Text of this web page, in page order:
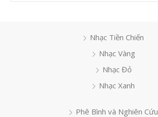
Nhạc Tiền Chiến
Nhạc Vàng
Nhạc Đỏ
Nhạc Xanh
Phê Bình và Nghiên Cứu